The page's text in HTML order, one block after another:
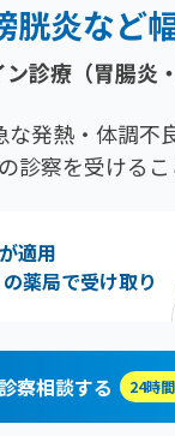
胱炎など
ン診療（胃腸炎
発熱・体調不
察を受けるこ
適用
薬局で受け取り
察相談する 24時